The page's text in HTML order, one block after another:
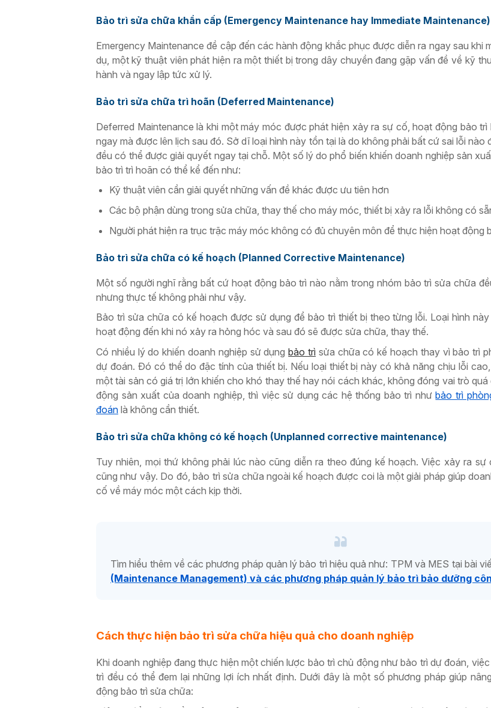
Bảo trì sửa chữa khẩn cấp (Emergency Maintenance hay Immediate Maintenance)
Emergency Maintenanceđề cập đến các hành động khắc phục được diễn ra ngay sau khi
dụ, một kỹ thuật viên phát hiện ra một thiết bị trong dây chuyền đang gặp vấn đề về kỹ
hành và ngay lập tức xử lý.
Bảo trì sửa chữa trì hoãn (Deferred Maintenance)
Deferred Maintenance làkhi một máy móc được phát hiện xảy ra sự cố, hoạt động bảo trì
ngay mà được lên lịch sau đó. Sở dĩ loại hình này tồn tại là do không phải bất cứ sai lỗi nào
đều có thể được giải quyết ngay tại chỗ. Một số lý do phổ biến khiến doanh nghiệp sản
bảo trì trì hoãn có thể kể đến như:
Kỹ thuật viên cần giải quyết những vấn đề khác được ưu tiên hơn
Các bộ phận dùng trong sửa chữa, thay thế cho máy móc, thiết bị xảy ra lỗi không có
Người phát hiện ra trục trặc máy móc không có đủ chuyên môn để thực hiện hoạt động
Bảo trì sửa chữa có kế hoạch (Planned Corrective Maintenance)
Một số người nghĩ rằng bất cứ hoạt động bảo trì nào nằm trong nhóm bảo trì sửa chữa
nhưng thực tế không phải như vậy.
Bảo trì sửa chữa có kế hoạch được sử dụng để bảo trì thiết bị theo từng lỗi. Loại hình
hoạt động đến khi nó xảy ra hỏng hóc và sau đó sẽ được sửa chữa, thay thế.
Có nhiều lý do khiến doanh nghiệp sử dụngbảo trì sửa chữa có kế hoạch thay vì bảo trì
dự đoán. Đó có thể do đặc tính của thiết bị. Nếu loại thiết bị này có khả năng chịu lỗi
một tài sản có giá trị lớn khiến cho khó thay thế hay nói cách khác, không đóng vai trò
động sản xuất của doanh nghiệp, thì việc sử dụng các hệ thống bảo trì nhưbảo trì
đoánlà không cần thiết.
Bảo trì sửa chữa không có kế hoạch (Unplanned corrective maintenance)
Tuy nhiên, mọi thứ không phải lúc nào cũng diễn ra theo đúng kế hoạch. Việc xảy ra
cũng như vậy. Do đó, bảo trì sửa chữa ngoài kế hoạch được coi là một giải pháp giúp
cố về máy móc một cách kịp thời.
Tìm hiểu thêm về các phương pháp quản lý bảo trì hiệu quả như: TPM và MES tại bài
(Maintenance Management) và các phương pháp quản lý bảo trì bảo dưỡng
Cách thực hiện bảo trì sửa chữa hiệu quả cho doanh nghiệp
Khi doanh nghiệp đang thực hiện một chiến lược bảo trì chủ động như bảo trì dự đoán,
trì đều có thể đem lại những lợi ích nhất định. Dưới đây là một số phương pháp giúp
động bảo trì sửa chữa: